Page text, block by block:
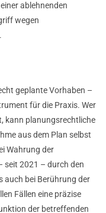
ablehnenden
wegen
geplante Vorhaben –
für die Praxis. Wer
kann planungsrechtliche
aus dem Plan selbst
Wahrung der
seit 2021 – durch den
auch bei Berührung der
Fällen eine präzise
der betreffenden